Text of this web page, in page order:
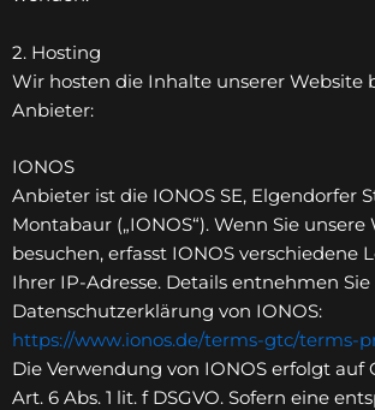
2. Hosting
Wir hosten die Inhalte unserer Website
Anbieter:
IONOS
Anbieter ist die IONOS SE, Elgendorfer
Montabaur („IONOS“). Wenn Sie unsere
besuchen, erfasst IONOS verschiedene
Ihrer IP-Adresse. Details entnehmen Sie
Datenschutzerklärung von IONOS:
https://www.ionos.de/terms-gtc/terms-
Die Verwendung von IONOS erfolgt auf
Art. 6 Abs. 1 lit. f DSGVO. Sofern eine